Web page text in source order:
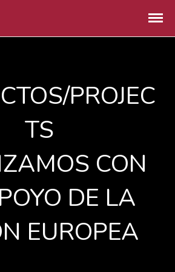
Products
OEM
Technology
News
About Us
Contact Us
manufacturer
PROJEC
TS
CON
DE LA
EUROPEA